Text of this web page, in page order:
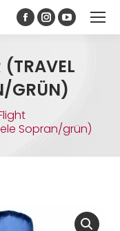
(TRAVEL
GRÜN)
Sopran/grün)